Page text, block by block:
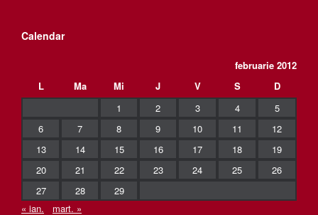
Calendar
februarie 2012
L
Ma Mi J V S
D
1
2 3 4
5
6
7 8 9 10 11
12
13
14 15 16 17 18
19
20
21 22 23 24 25
26
27
28
29
« ian.
mart. »